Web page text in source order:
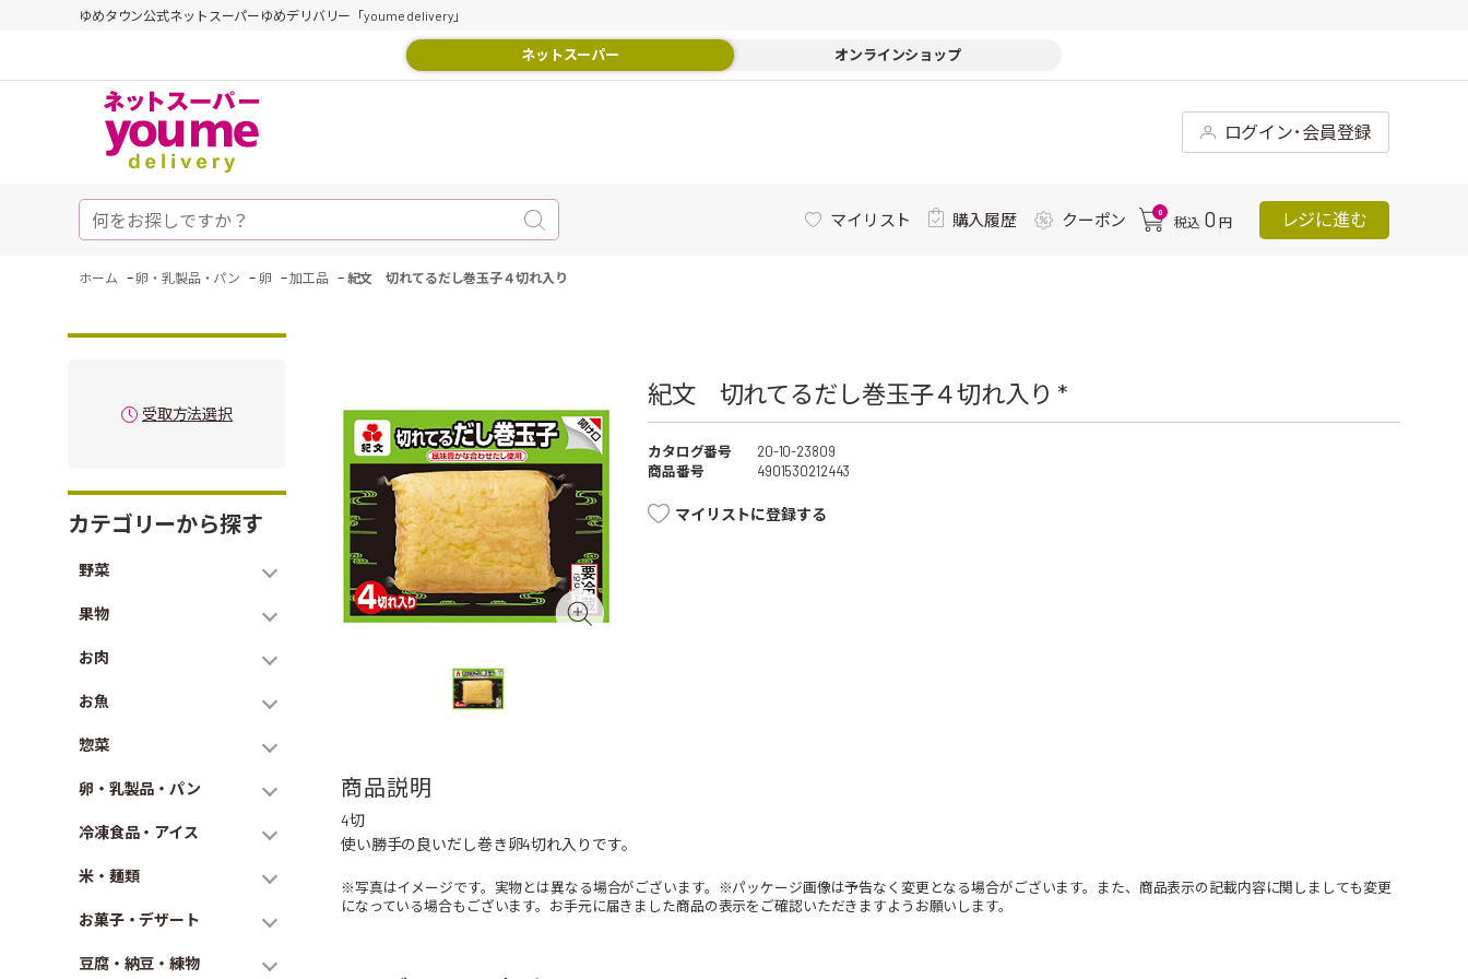
ゆめタウン公式ネットスーパーゆめデリバリー「youme delivery」
ネットスーパー オンラインショップ
ログイン･会員登録
マイリスト 購入履歴 クーポン 0
税込 0 円 レジに進む
ホーム -卵・乳製品・パン - 卵 -加工品 - 紀文 切れてるだし巻玉子４切れ入り
受取方法選択
カテゴリーから探す
野菜
果物
お肉
お魚
惣菜
卵・乳製品・パン
冷凍食品・アイス
米・麺類
お菓子・デザート
豆腐・納豆・練物
紀文 切れてるだし巻玉子４切れ入り *
カタログ番号
20-10-23809
商品番号
4901530212443
マイリストに登録する
商品説明
4切
使い勝手の良いだし巻き卵4切れ入りです。
※写真はイメージです。実物とは異なる場合がございます。※パッケージ画像は予告なく変更となる場合がございます。また、商品表示の記載内容に関しましても変更
になっている場合もございます。お手元に届きました商品の表示をご確認いただきますようお願いします。